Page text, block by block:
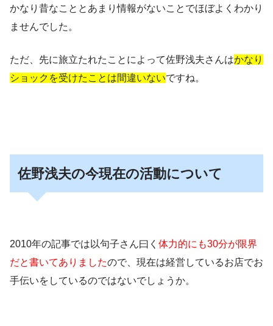
かなり昔なこととあまり情報がないことでほぼよくわかり
ませんでした。
ただ、先に旅立たれたことによって佐野浅夫さんはかなり
ショックを受けたことは間違いないですね。
佐野浅夫の今現在の活動について
2010年の記事では以句子さん曰く 体力的にも30分が限界
だと書いてありましたので、現在は経営しているお店でお
手伝いをしているのではないでしょうか。